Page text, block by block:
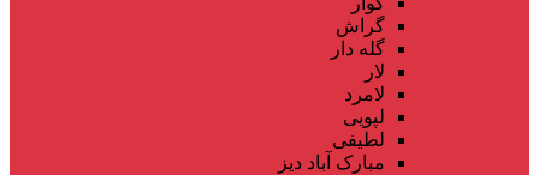
گراش
گله دار
لار
لامرد
لپویی
لطیفی
مبارک آباد دیز